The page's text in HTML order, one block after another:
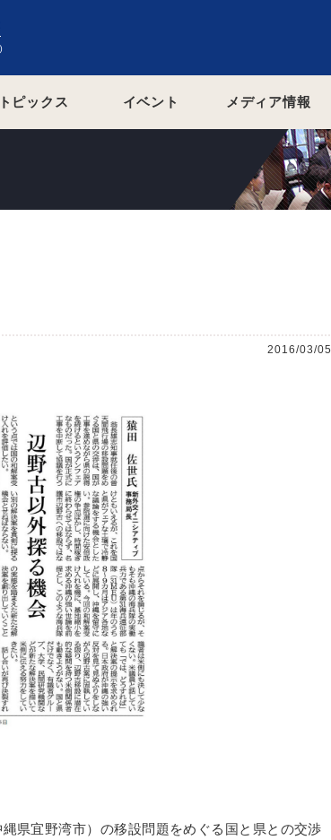
トピックス イベント メディア情報
2016/03/05
県宜野湾市）の移設問題をめぐる国と県との交渉